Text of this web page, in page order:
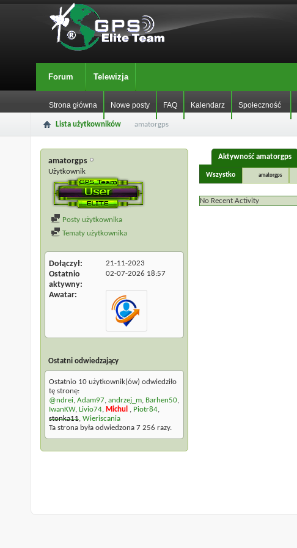
Forum
Strona główna Nowe posty FAQ Kalendarz Społeczność
Telewizja
Lista użytkowników amatorgps
amatorgps
Użytkownik
Posty użytkownika
Tematy użytkownika
Dołączył 21-11-2023
Ostatnio
aktywny
02-07-2026 18:57
Awatar
Ostatni odwiedzający
Ostatnio 10 użytkownik(ów) odwiedziło
tę stronę:
@ndrei, Adam97, andrzej_m, Barhen50,
IwanKW, Livio74, Michul , Piotr84,
stonka11, Wieriscania
Ta strona była odwiedzona 7 256 razy.
Aktywność amatorgps
Wszystko amatorgps
No Recent Activity